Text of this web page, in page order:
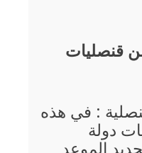
قنصليات
: في هذه
دولة
الموعد